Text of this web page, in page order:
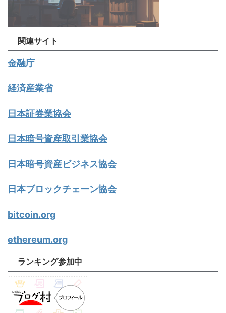
関連サイト
金融庁
経済産業省
日本証券業協会
日本暗号資産取引業協会
日本暗号資産ビジネス協会
日本ブロックチェーン協会
bitcoin.org
ethereum.org
ランキング参加中